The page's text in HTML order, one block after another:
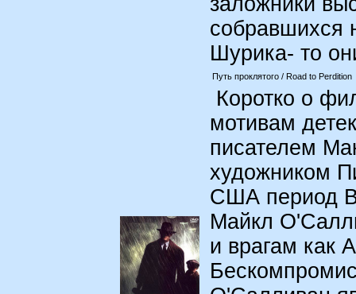
собравшихся
Шурика- то
Путь проклятого / Road to Perdition
Коротко о
мотивам
писателем
художником
США период
Майкл
и врагам как